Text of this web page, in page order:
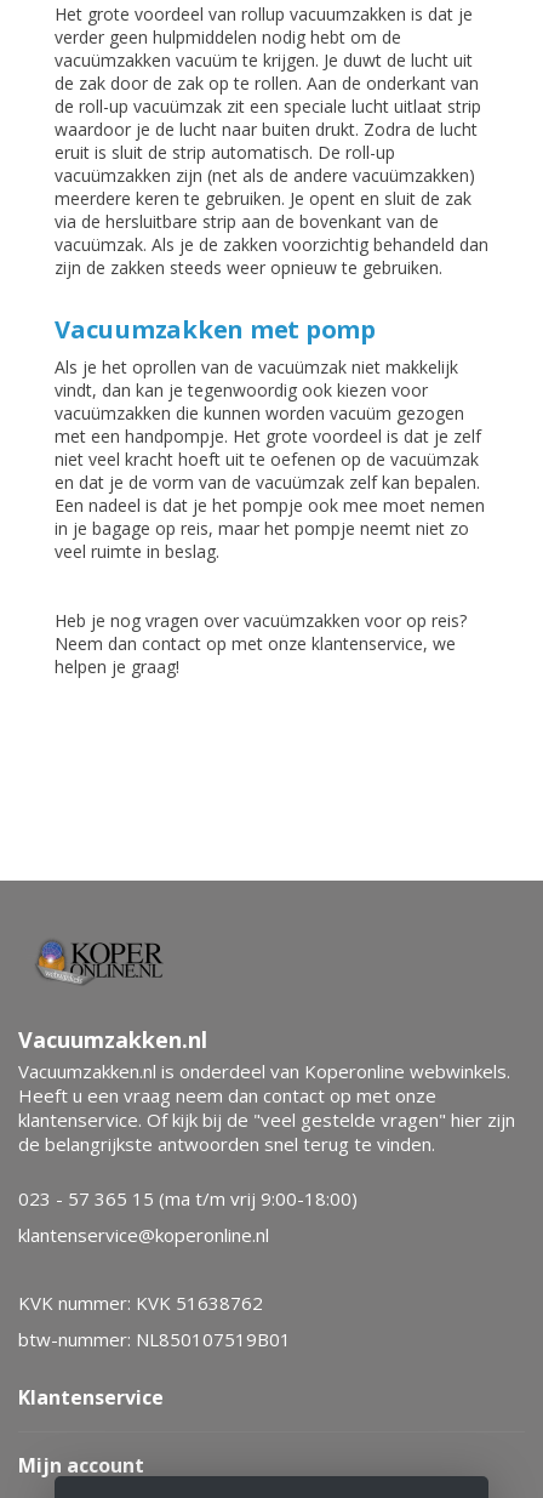
Het grote voordeel van rollup vacuumzakken is dat je
verder geen hulpmiddelen nodig hebt om de
vacuümzakken vacuüm te krijgen. Je duwt de lucht uit
de zak door de zak op te rollen. Aan de onderkant van
de roll-up vacuümzak zit een speciale lucht uitlaat strip
waardoor je de lucht naar buiten drukt. Zodra de lucht
eruit is sluit de strip automatisch. De roll-up
vacuümzakken zijn (net als de andere vacuümzakken)
meerdere keren te gebruiken. Je opent en sluit de zak
via de hersluitbare strip aan de bovenkant van de
vacuümzak. Als je de zakken voorzichtig behandeld dan
zijn de zakken steeds weer opnieuw te gebruiken.
Vacuumzakken met pomp
Als je het oprollen van de vacuümzak niet makkelijk
vindt, dan kan je tegenwoordig ook kiezen voor
vacuümzakken die kunnen worden vacuüm gezogen
met een handpompje. Het grote voordeel is dat je zelf
niet veel kracht hoeft uit te oefenen op de vacuümzak
en dat je de vorm van de vacuümzak zelf kan bepalen.
Een nadeel is dat je het pompje ook mee moet nemen
in je bagage op reis, maar het pompje neemt niet zo
veel ruimte in beslag.
Heb je nog vragen over vacuümzakken voor op reis?
Neem dan contact op met onze klantenservice, we
helpen je graag!
Vacuumzakken.nl
Vacuumzakken.nl is onderdeel van Koperonline webwinkels.
Heeft u een vraag neem dan contact op met onze
klantenservice. Of kijk bij de "veel gestelde vragen" hier zijn
de belangrijkste antwoorden snel terug te vinden.
023 - 57 365 15 (ma t/m vrij 9:00-18:00)
klantenservice@koperonline.nl
KVK nummer: KVK 51638762
btw-nummer: NL850107519B01
Klantenservice
Mijn account